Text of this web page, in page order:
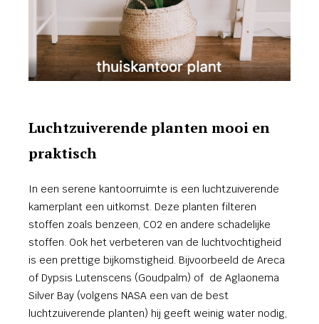
Luchtzuiverende planten mooi en
praktisch
In een serene kantoorruimte is een luchtzuiverende
kamerplant een uitkomst. Deze planten filteren
stoffen zoals benzeen, CO2 en andere schadelijke
stoffen. Ook het verbeteren van de luchtvochtigheid
is een prettige bijkomstigheid. Bijvoorbeeld de Areca
of Dypsis Lutenscens (Goudpalm) of de Aglaonema
Silver Bay (volgens NASA een van de best
luchtzuiverende planten) hij geeft weinig water nodig,